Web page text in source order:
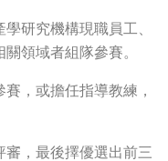
研究機構現職員工、
領域者組隊參賽。
，或擔任指導教練，
審，最後擇優選出前三